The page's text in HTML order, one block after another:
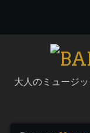
大人のミュージ